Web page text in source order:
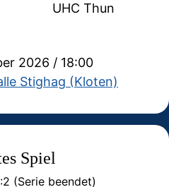
UHC Thun
2026 / 18:00
Stighag (Kloten)
Spiel
(Serie beendet)